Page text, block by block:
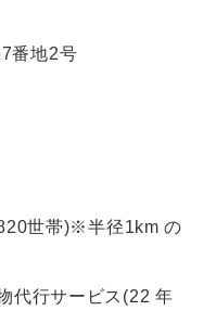
番地2号
世帯)※半径1km の
代行サービス(22 年